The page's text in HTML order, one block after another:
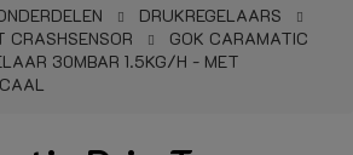
DRUKREGELAARS
CRASHSENSOR
GOK CARAMATIC
30MBAR 1.5KG/H - MET